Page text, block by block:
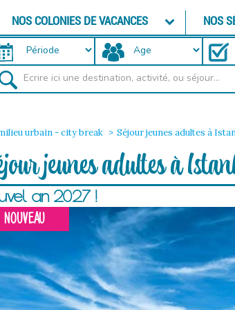
NOS COLONIES DE VACANCES NOS
urbain - city break Séjour jeunes adultes à
jeunes adultes à
an 2027 !
NOUVEAU